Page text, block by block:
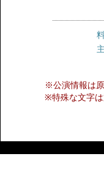
※公演情報は
※特殊な文字は